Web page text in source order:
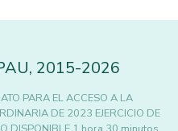
, 2015-2026
PARA EL ACCESO A LA
DE 2023 EJERCICIO DE